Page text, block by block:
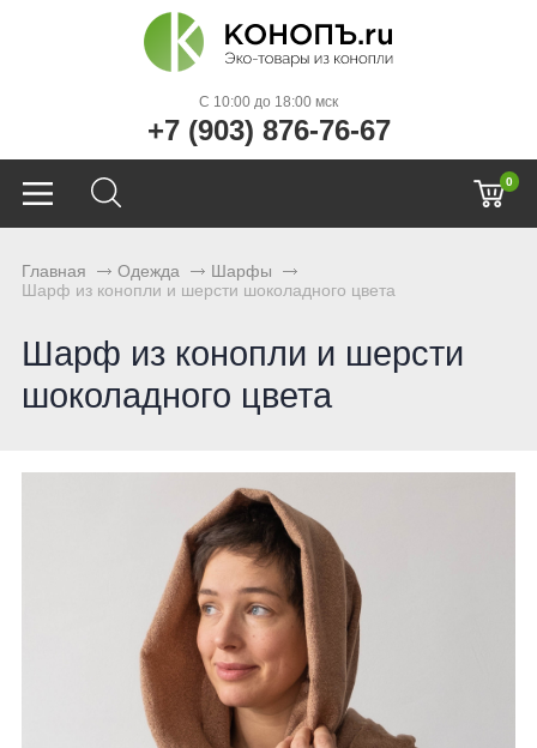
C 10:00 до 18:00 мск
+7 (903) 876-76-67
0
Главная Одежда
Шарфы
Шарф из конопли и шерсти шоколадного цвета
Шарф из конопли и шерсти
шоколадного цвета